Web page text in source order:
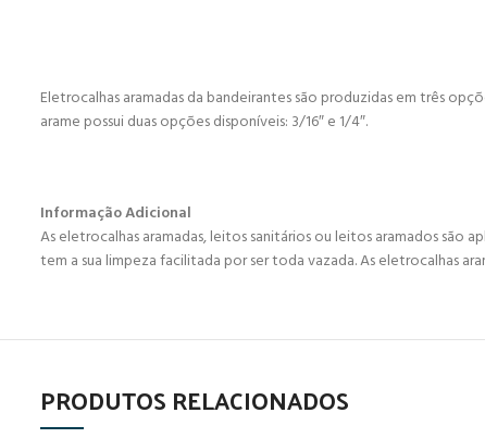
Eletrocalhas aramadas da bandeirantes são produzidas em três
arame possui duas opções disponíveis: 3/16″ e 1/4″.
Informação Adicional
As eletrocalhas aramadas, leitos sanitários ou leitos aramados são
tem a sua limpeza facilitada por ser toda vazada. As eletrocalhas
PRODUTOS RELACIONADOS